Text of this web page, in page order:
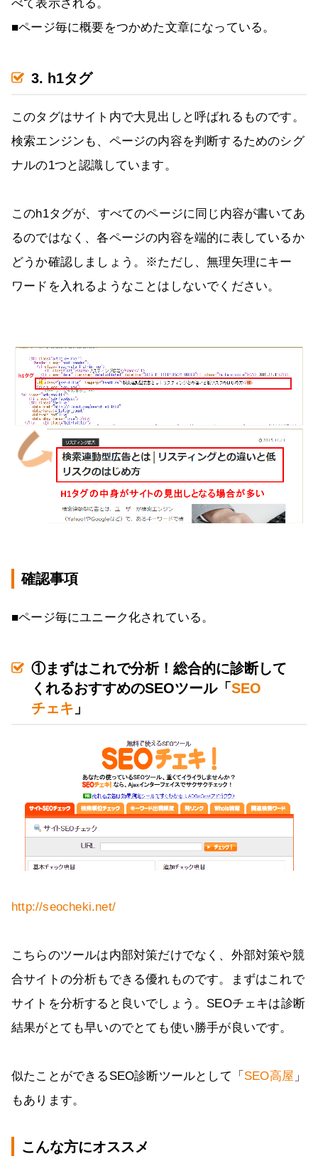
べて表示される。
■ページ毎に概要をつかめた文章になっている。
3. h1タグ
このタグはサイト内で大見出しと呼ばれるものです。
検索エンジンも、ページの内容を判断するためのシグ
ナルの1つと認識しています。
このh1タグが、すべてのページに同じ内容が書いてあ
るのではなく、各ページの内容を端的に表しているか
どうか確認しましょう。※ただし、無理矢理にキー
ワードを入れるようなことはしないでください。
確認事項
■ページ毎にユニーク化されている。
①まずはこれで分析！総合的に診断して
くれるおすすめのSEOツール「 SEO
チェキ 」
http://seocheki.net/
こちらのツールは内部対策だけでなく、外部対策や競
合サイトの分析もできる優れものです。まずはこれで
サイトを分析すると良いでしょう。SEOチェキは診断
結果がとても早いのでとても使い勝手が良いです。
似たことができるSEO診断ツールとして「 SEO高屋 」
もあります。
こんな方にオススメ